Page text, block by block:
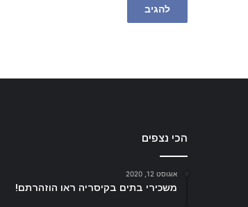
הכי נצפים
אוגוסט 12, 2020
משכירי בתים בקיסריה ראו הוזהרתם!